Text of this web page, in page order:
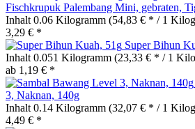
Fischkrupuk Palembang Mini, gebraten,
Inhalt 0.06 Kilogramm (54,83 € * / 1
3,29 € *
Super Bihun
Inhalt 0.051 Kilogramm (23,33 € * / 1
ab 1,19 € *
3, Naknan, 140g
Inhalt 0.14 Kilogramm (32,07 € * / 1
4,49 € *